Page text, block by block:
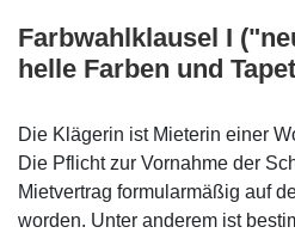
Farbwahlklausel I
helle Farben und
Die Klägerin ist Mieterin einer
Die Pflicht zur Vornahme der
Mietvertrag formularmäßig auf
worden. Unter anderem ist